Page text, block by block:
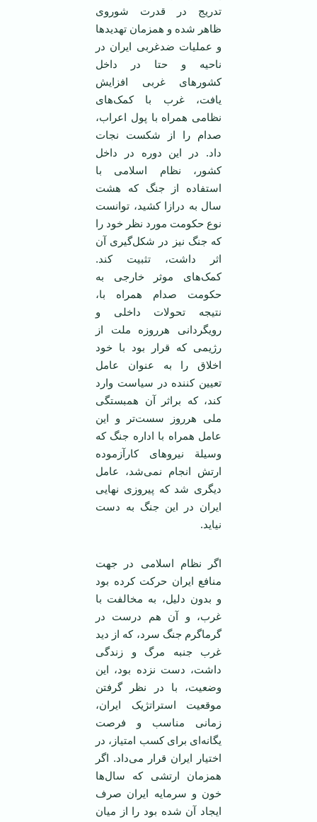
تدریج در قدرت شوروی
ظاهر شده و همزمان تهدید‌ها
و عملیات ضدغربی ایران در
ناحیه و حتا در داخل
کشورهای غربی افزایش
یافت، غرب با کمک‌های
نظامی همراه با پول اعراب،
صدام را از شکست نجات
داد. در این دوره در داخل
کشور، نظام اسلامی با
استفاده از جنگ که هشت
سال به درازا کشید، توانست
نوع حکومت مورد نظر خود را
که جنگ نیز در شکل‌گیری آن
اثر داشت، تثبیت کند.
کمک‌های موثر خارجی به
حکومت صدام همراه با،
نتیجه تحولات داخلی و
رویگردانی هرروزه ملت از
رژیمی که قرار بود با خود
اخلاق را به عنوان عامل
تعیین کننده در سیاست وارد
کند، که براثر آن همبستگی
ملی هرروز سست‌تر و این
عامل همراه با اداره جنگ که
وسیلة نیروهای کارآزموده
ارتش انجام نمی‌شد، عامل
دیگری شد که پیروزی نهایی
ایران در این جنگ به دست
نیاید.
اگر نظام اسلامی در جهت
منافع ایران حرکت کرده بود
و بدون دلیل، به مخالفت با
غرب، و آن هم درست در
گرماگرم جنگ سرد، که از دید
غرب جنبه مرگ و زندگی
داشت، دست نزده بود، این
وضعیت، با در نظر گرفتن
موقعیت استراتژیک ایران،
زمانی مناسب و فرصت
یگانه‌ای برای کسب امتیاز، در
اختیار ایران قرار می‌داد. اگر
همزمان ارتشی که سال‌ها
خون و سرمایه ایران صرف
ایجاد آن شده بود را از میان